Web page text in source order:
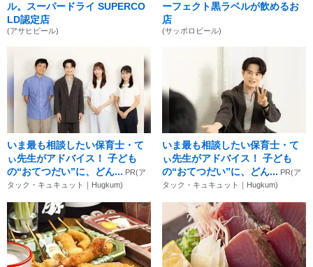
ル。スーパードライ SUPERCO
LD認定店
(アサヒビール)
ーフェクト黒ラベルが飲めるお
店
(サッポロビール)
いま最も相談したい保育士・て
ぃ先生がアドバイス！ 子ども
の“おてつだい”に、どん... PR(ア
タック・キュキュット｜Hugkum)
いま最も相談したい保育士・て
ぃ先生がアドバイス！ 子ども
の“おてつだい”に、どん... PR(ア
タック・キュキュット｜Hugkum)